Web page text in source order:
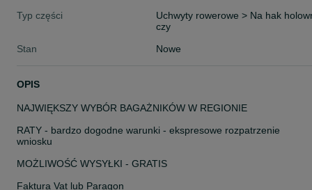
Typ części
Uchwyty rowerowe > Na hak
czy
Stan
Nowe
OPIS
NAJWIĘKSZY WYBÓR BAGAŻNIKÓW W REGIONIE
RATY - bardzo dogodne warunki - ekspresowe rozpatrzenie
wniosku
MOŻLIWOŚĆ WYSYŁKI - GRATIS
Faktura Vat lub Paragon